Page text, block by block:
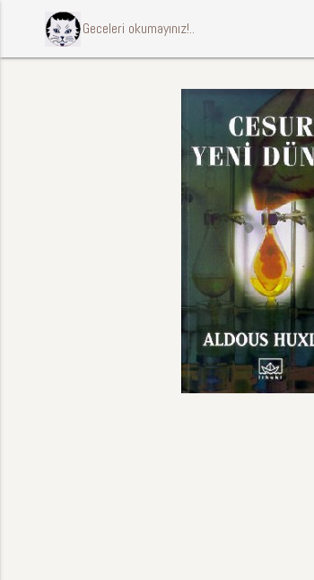
ccccci Geceleri okumayınız!..